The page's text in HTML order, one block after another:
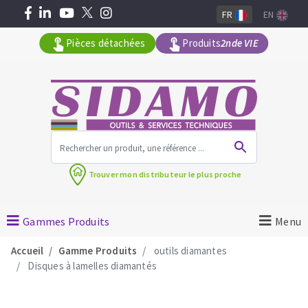
MACHINES POUR LE BATIMENT
Meuleuses angulaires
Découpeuses
Pièces détachées Produits2nde VIE
FR EN
Trouver mondistributeur le plus proche
Gammes Produits Menu
Accueil Gamme Produits
outils diamantes
Disques à lamelles diamantés